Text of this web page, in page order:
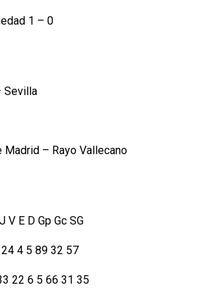
1 – 0
Sevilla
– Rayo Vallecano
E D Gp Gc SG
4 5 89 32 57
22 6 5 66 31 35